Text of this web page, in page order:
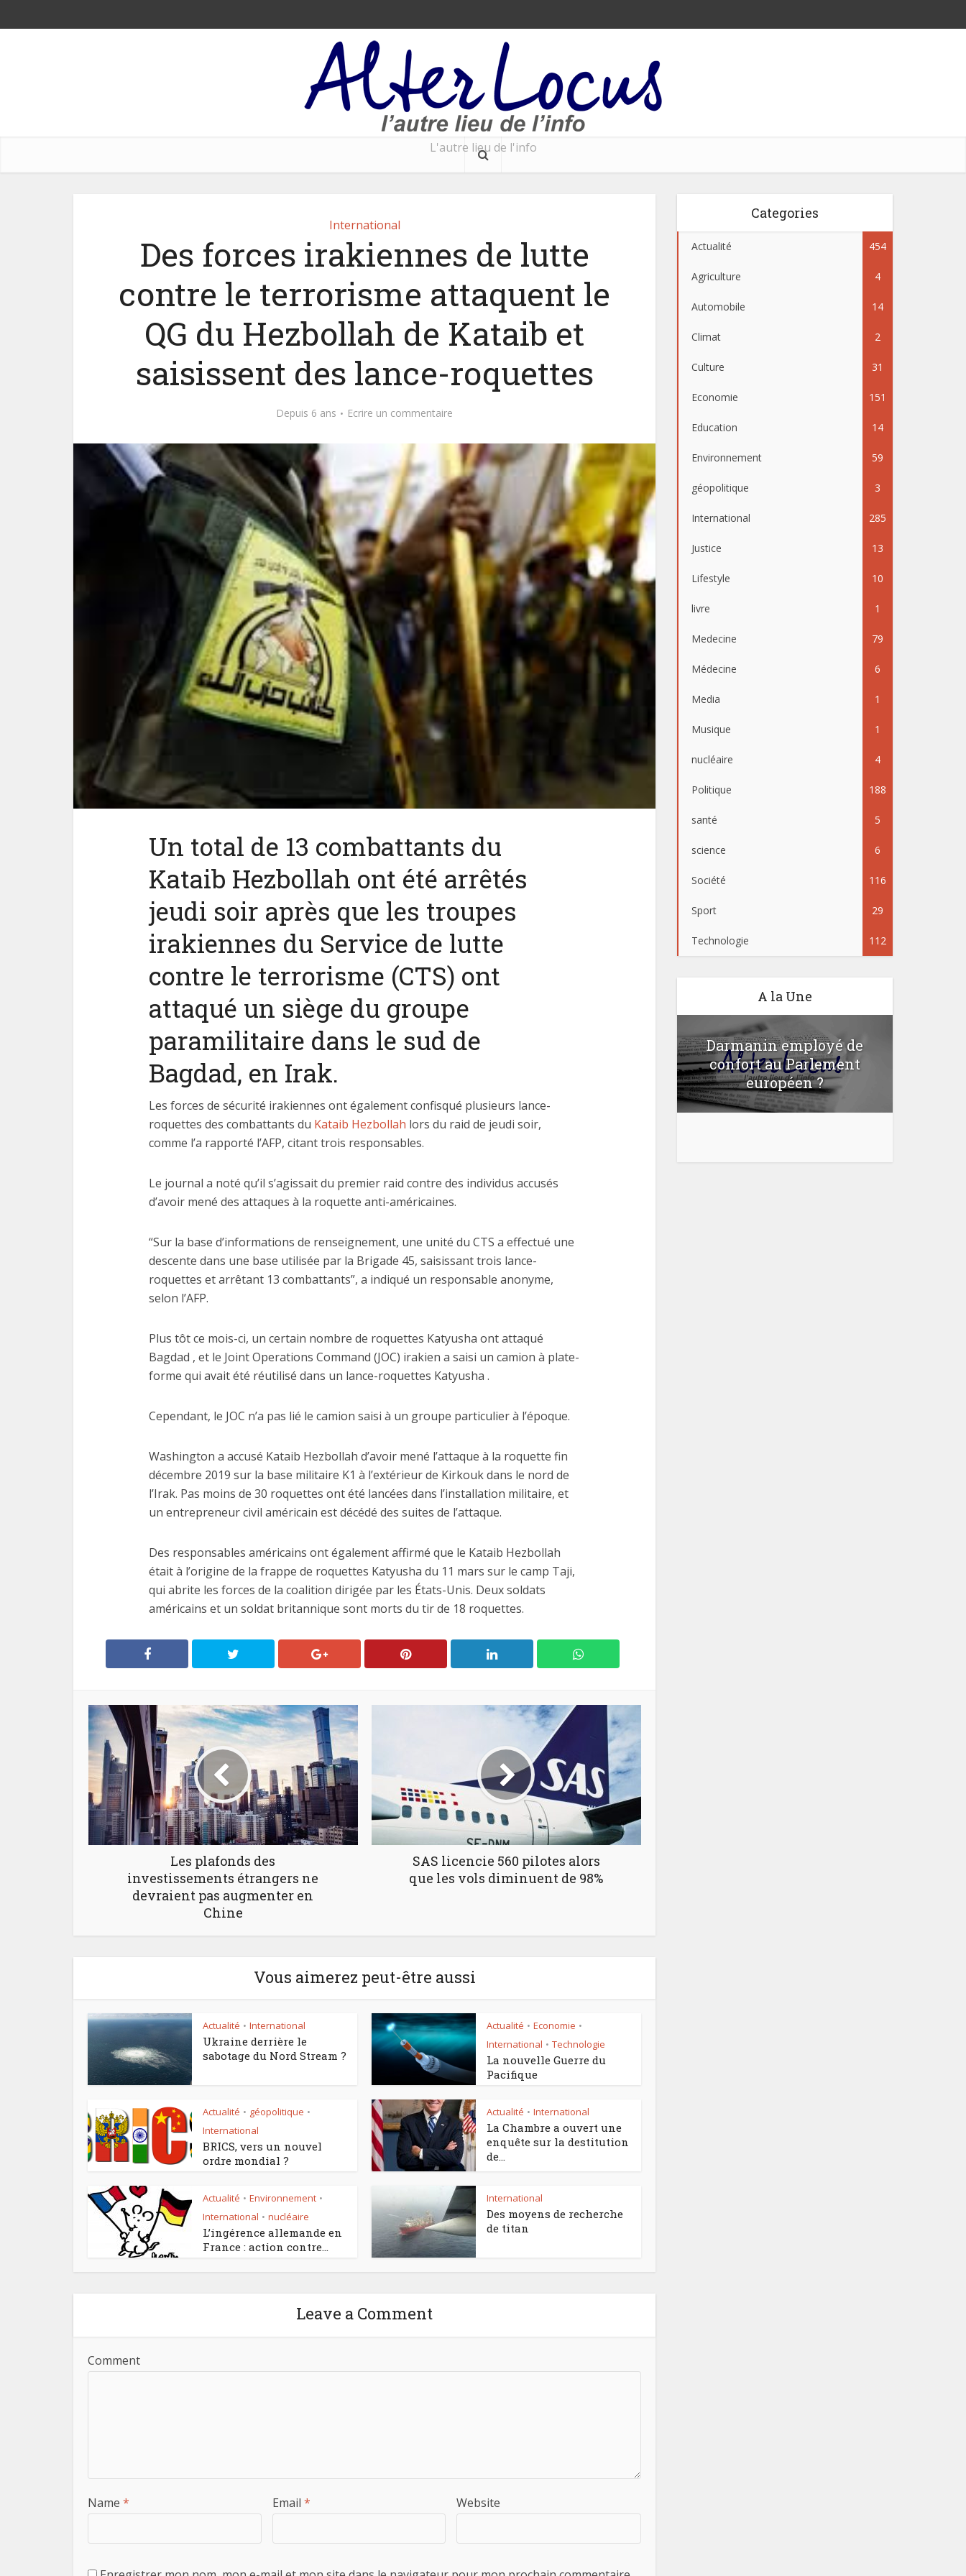
L'autre lieu de l'info
International
Des forces irakiennes de lutte
contre le terrorisme attaquent le
QG du Hezbollah de Kataib et
saisissent des lance-roquettes
Depuis 6 ans Ecrire un commentaire
Un total de 13 combattants du
Kataib Hezbollah ont été arrêtés
jeudi soir après que les troupes
irakiennes du Service de lutte
contre le terrorisme (CTS) ont
attaqué un siège du groupe
paramilitaire dans le sud de
Bagdad, en Irak.
Les forces de sécurité irakiennes ont également confisqué plusieurs lance-
roquettes des combattants du Kataib Hezbollah lors du raid de jeudi soir,
comme l’a rapporté l’AFP, citant trois responsables.
Le journal a noté qu’il s’agissait du premier raid contre des individus accusés
d’avoir mené des attaques à la roquette anti-américaines.
“Sur la base d’informations de renseignement, une unité du CTS a effectué une
descente dans une base utilisée par la Brigade 45, saisissant trois lance-
roquettes et arrêtant 13 combattants”, a indiqué un responsable anonyme,
selon l’AFP.
Plus tôt ce mois-ci, un certain nombre de roquettes Katyusha ont attaqué
Bagdad , et le Joint Operations Command (JOC) irakien a saisi un camion à plate-
forme qui avait été réutilisé dans un lance-roquettes Katyusha .
Cependant, le JOC n’a pas lié le camion saisi à un groupe particulier à l’époque.
Washington a accusé Kataib Hezbollah d’avoir mené l’attaque à la roquette fin
décembre 2019 sur la base militaire K1 à l’extérieur de Kirkouk dans le nord de
l’Irak. Pas moins de 30 roquettes ont été lancées dans l’installation militaire, et
un entrepreneur civil américain est décédé des suites de l’attaque.
Des responsables américains ont également affirmé que le Kataib Hezbollah
était à l’origine de la frappe de roquettes Katyusha du 11 mars sur le camp Taji,
qui abrite les forces de la coalition dirigée par les États-Unis. Deux soldats
américains et un soldat britannique sont morts du tir de 18 roquettes.
Les plafonds des
investissements étrangers ne
devraient pas augmenter en
Chine
SAS licencie 560 pilotes alors
que les vols diminuent de 98%
Vous aimerez peut-être aussi
Actualité • International
Ukraine derrière le
sabotage du Nord Stream ?
Actualité • Economie •
International • Technologie
La nouvelle Guerre du
Pacifique
Actualité • géopolitique •
International
BRICS, vers un nouvel
ordre mondial ?
Actualité • International
La Chambre a ouvert une
enquête sur la destitution
de...
Actualité • Environnement •
International • nucléaire
L’ingérence allemande en
France : action contre...
International
Des moyens de recherche
de titan
Leave a Comment
Comment
Name * Email * Website
Categories
Actualité 454
Agriculture 4
Automobile 14
Climat 2
Culture 31
Economie 151
Education 14
Environnement 59
géopolitique 3
International 285
Justice 13
Lifestyle 10
livre 1
Medecine 79
Médecine 6
Media 1
Musique 1
nucléaire 4
Politique 188
santé 5
science 6
Société 116
Sport 29
Technologie 112
A la Une
Les dépenses de
fonctionnement de l’Etat
explosent
Darmanin employé de
confort au Parlement
européen ?